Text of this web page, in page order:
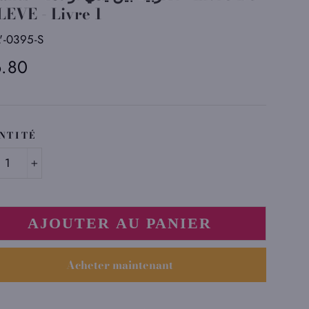
- Livre 1
0395-S
AJOUTER AU PANIER
Acheter maintenant